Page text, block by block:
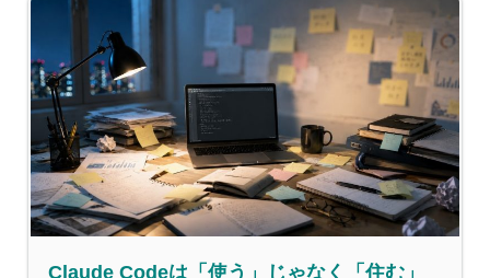
Claude Codeは「使う」じゃなく「住む」